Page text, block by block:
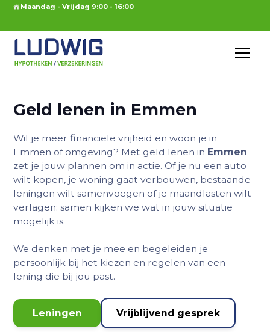
Maandag - Vrijdag 9:00 - 16:00
Geld lenen in Emmen
Wil je meer financiële vrijheid en woon je in
Emmen of omgeving? Met geld lenen in Emmen
zet je jouw plannen om in actie. Of je nu een auto
wilt kopen, je woning gaat verbouwen, bestaande
leningen wilt samenvoegen of je maandlasten wilt
verlagen: samen kijken we wat in jouw situatie
mogelijk is.
We denken met je mee en begeleiden je
persoonlijk bij het kiezen en regelen van een
lening die bij jou past.
Leningen Vrijblijvend gesprek